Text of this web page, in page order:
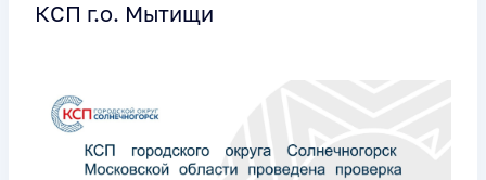
КСП г.о. Мытищи